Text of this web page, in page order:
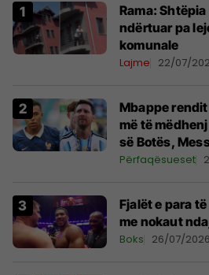
Rama:
ndërtuar pa
komunale
Lajme 22/07/
Mbappe
më të
së Botës,
Përfaqësueset
Fjalët e para
me nokaut
Boks 26/07/2026